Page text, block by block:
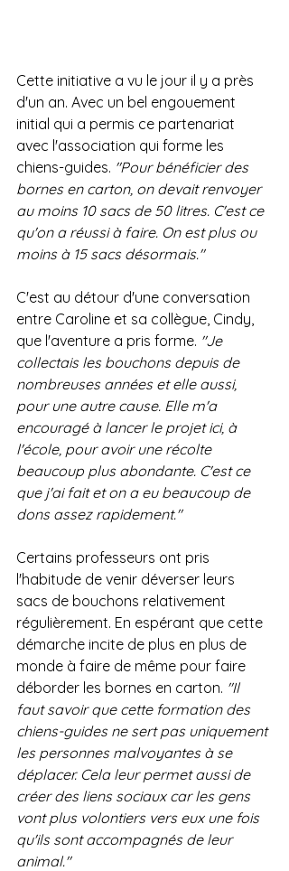
Cette initiative a vu le jour il y a près
d'un an. Avec un bel engouement
initial qui a permis ce partenariat
avec l'association qui forme les
chiens-guides. "Pour bénéficier des
bornes en carton, on devait renvoyer
au moins 10 sacs de 50 litres. C'est ce
qu'on a réussi à faire. On est plus ou
moins à 15 sacs désormais."
C'est au détour d'une conversation
entre Caroline et sa collègue, Cindy,
que l'aventure a pris forme. "Je
collectais les bouchons depuis de
nombreuses années et elle aussi,
pour une autre cause. Elle m'a
encouragé à lancer le projet ici, à
l'école, pour avoir une récolte
beaucoup plus abondante. C'est ce
que j'ai fait et on a eu beaucoup de
dons assez rapidement."
Certains professeurs ont pris
l'habitude de venir déverser leurs
sacs de bouchons relativement
régulièrement. En espérant que cette
démarche incite de plus en plus de
monde à faire de même pour faire
déborder les bornes en carton. "Il
faut savoir que cette formation des
chiens-guides ne sert pas uniquement
les personnes malvoyantes à se
déplacer. Cela leur permet aussi de
créer des liens sociaux car les gens
vont plus volontiers vers eux une fois
qu'ils sont accompagnés de leur
animal."